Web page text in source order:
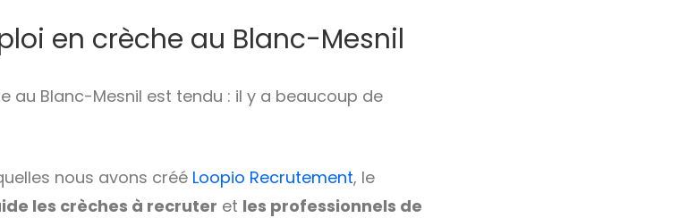
en crèche au Blanc-Mesnil
au Blanc-Mesnil est tendu : il y a beaucoup de
nous avons créé Loopio Recrutement, le
les crèches à recruter et les professionnels de